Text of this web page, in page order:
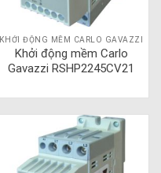
KHỞI ĐỘNG MỀM CARLO GAVAZZI
Khởi động mềm Carlo
Gavazzi RSHP2245CV21